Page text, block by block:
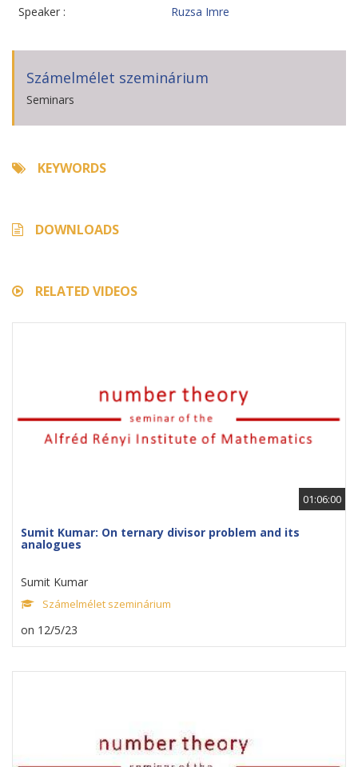
Speaker :
Ruzsa Imre
Számelmélet szeminárium
Seminars
KEYWORDS
DOWNLOADS
RELATED VIDEOS
01:06:00
Sumit Kumar: On ternary divisor problem and its
analogues
Sumit Kumar
Számelmélet szeminárium
on 12/5/23